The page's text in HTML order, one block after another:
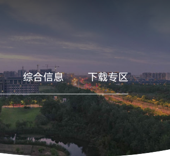
综合信息 下载专区